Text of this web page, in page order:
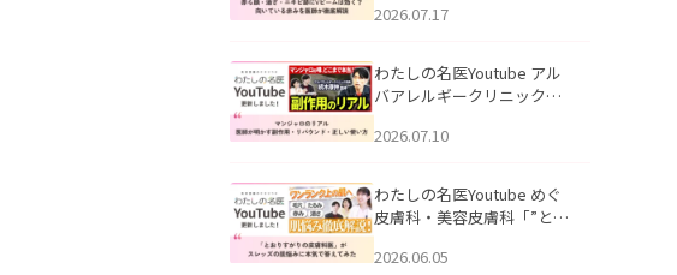
跡にVビームは効く？向いて
説」を公開いたしました。
2026.07.17
わたしの名医Youtube アル
バアレルギークリニック札
医師が明かす副作用・リバ
公開いたしました。
2026.07.10
わたしの名医Youtube めぐ
皮膚科・美容皮膚科「”とお
ッズの肌悩みに本気で答え
2026.06.05